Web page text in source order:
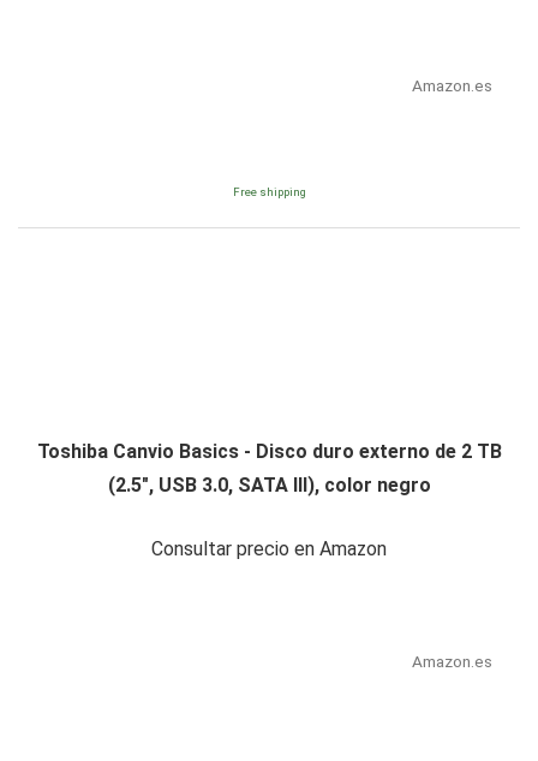
Amazon.es
Free shipping
Toshiba Canvio Basics - Disco duro externo de 2 TB
(2.5", USB 3.0, SATA III), color negro
Consultar precio en Amazon
Amazon.es